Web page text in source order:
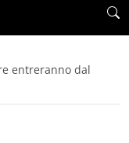
entreranno dal